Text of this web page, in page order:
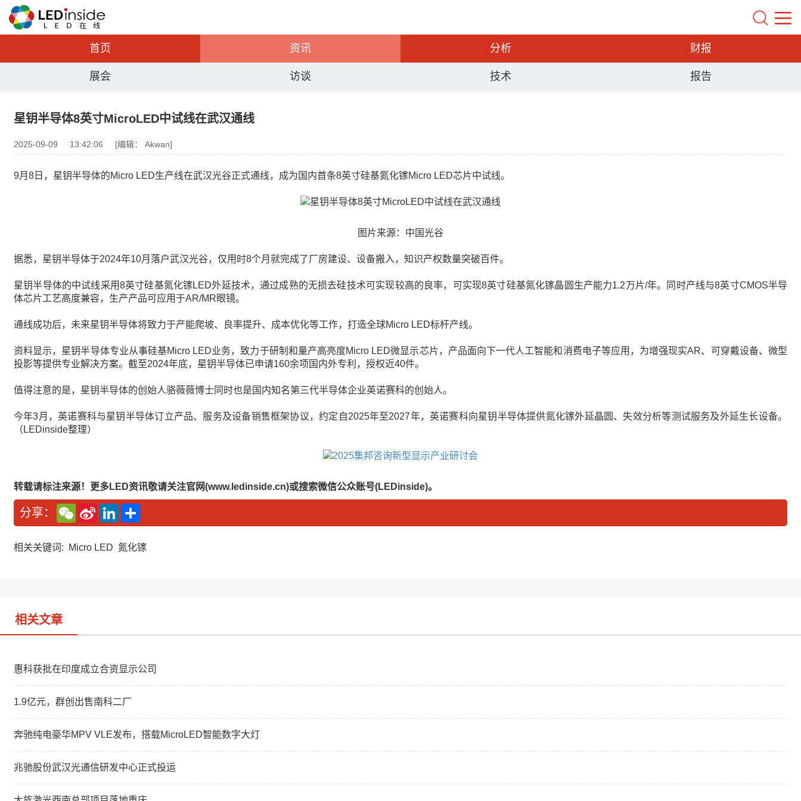
首页 资讯 分析 财报
展会 访谈 技术 报告
星钥半导体8英寸MicroLED中试线在武汉通线
2025-09-09 13:42:06 [编辑： Akwan]
9月8日，星钥半导体的Micro LED生产线在武汉光谷正式通线，成为国内首条8英寸硅基氮化镓Micro LED芯片中试线。
图片来源：中国光谷
据悉，星钥半导体于2024年10月落户武汉光谷，仅用时8个月就完成了厂房建设、设备搬入，知识产权数量突破百件。
星钥半导体的中试线采用8英寸硅基氮化镓LED外延技术，通过成熟的无损去硅技术可实现较高的良率，可实现8英寸硅基氮化镓晶圆生产能力1.2万片/年。同时产线与8英寸CMOS半导
体芯片工艺高度兼容，生产产品可应用于AR/MR眼镜。
通线成功后，未来星钥半导体将致力于产能爬坡、良率提升、成本优化等工作，打造全球Micro LED标杆产线。
资料显示，星钥半导体专业从事硅基Micro LED业务，致力于研制和量产高亮度Micro LED微显示芯片，产品面向下一代人工智能和消费电子等应用，为增强现实AR、可穿戴设备、微型
投影等提供专业解决方案。截至2024年底，星钥半导体已申请160余项国内外专利，授权近40件。
值得注意的是，星钥半导体的创始人骆薇薇博士同时也是国内知名第三代半导体企业英诺赛科的创始人。
今年3月，英诺赛科与星钥半导体订立产品、服务及设备销售框架协议，约定自2025年至2027年，英诺赛科向星钥半导体提供氮化镓外延晶圆、失效分析等测试服务及外延生长设备。
（LEDinside整理）
转载请标注来源！更多LED资讯敬请关注官网(www.ledinside.cn)或搜索微信公众账号(LEDinside)。
分享：
W
e
C
a
S
n
W
L
n
e
相关关键词: Micro LED 氮化镓
相关文章
惠科获批在印度成立合资显示公司
1.9亿元，群创出售南科二厂
奔驰纯电豪华MPV VLE发布，搭载MicroLED智能数字大灯
兆驰股份武汉光通信研发中心正式投运